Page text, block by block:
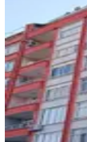
Çerçi Gayrimenkul